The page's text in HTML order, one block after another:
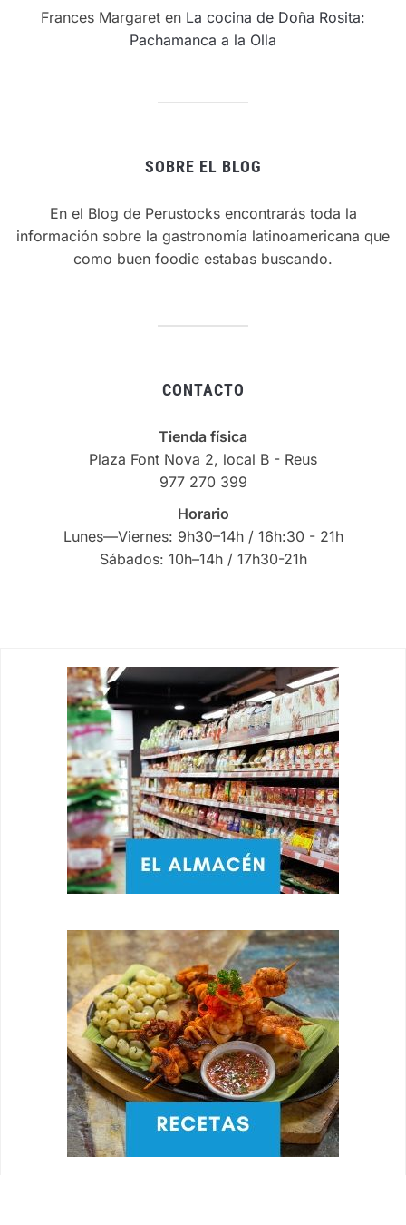
Frances Margaret en La cocina de Doña Rosita:
Pachamanca a la Olla
SOBRE EL BLOG
En el Blog de Perustocks encontrarás toda la
información sobre la gastronomía latinoamericana que
como buen foodie estabas buscando.
CONTACTO
Tienda física
Plaza Font Nova 2, local B - Reus
977 270 399
Horario
Lunes—Viernes: 9h30–14h / 16h:30 - 21h
Sábados: 10h–14h / 17h30-21h